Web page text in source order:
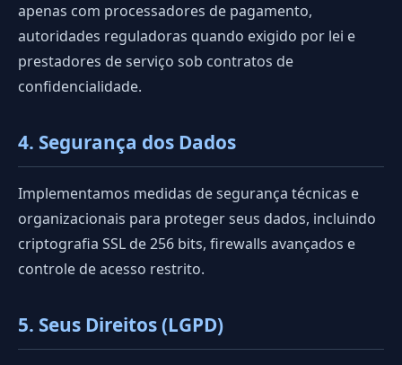
apenas com processadores de pagamento,
autoridades reguladoras quando exigido por lei e
prestadores de serviço sob contratos de
confidencialidade.
4. Segurança dos Dados
Implementamos medidas de segurança técnicas e
organizacionais para proteger seus dados, incluindo
criptografia SSL de 256 bits, firewalls avançados e
controle de acesso restrito.
5. Seus Direitos (LGPD)